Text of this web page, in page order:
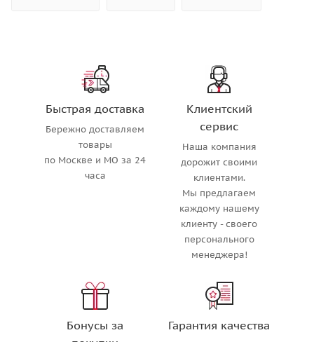
Быстрая доставка
Бережно доставляем
товары
по Москве и МО за 24
часа
Клиентский
сервис
Наша компания
дорожит своими
клиентами.
Мы предлагаем
каждому нашему
клиенту - своего
персонального
менеджера!
Бонусы за
Гарантия качества